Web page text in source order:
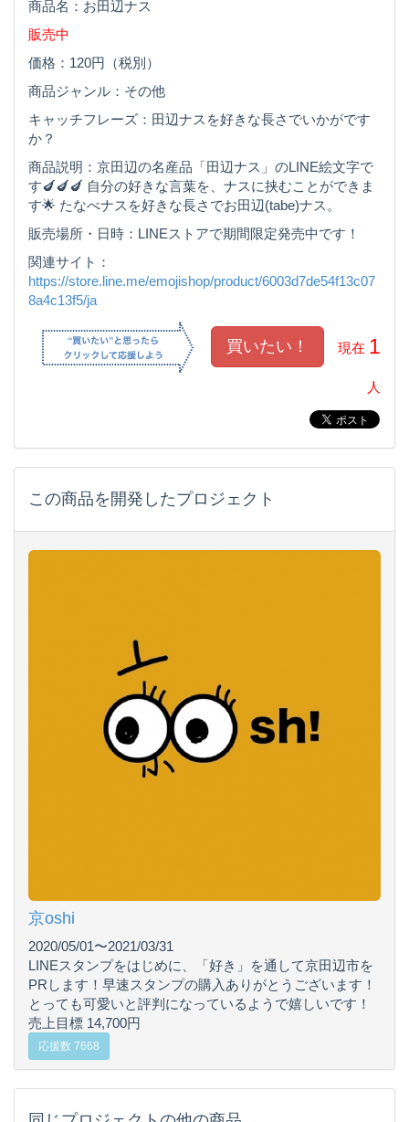
商品名：お田辺ナス
販売中
価格：120円（税別）
商品ジャンル：その他
キャッチフレーズ：田辺ナスを好きな長さでいかがです
か？
商品説明：京田辺の名産品「田辺ナス」のLINE絵文字で
す🍆🍆🍆 自分の好きな言葉を、ナスに挟むことができま
す🌟 たなべナスを好きな長さでお田辺(tabe)ナス。
販売場所・日時：LINEストアで期間限定発売中です！
関連サイト：
https://store.line.me/emojishop/product/6003d7de54f13c07
8a4c13f5/ja
現在 1
人
この商品を開発したプロジェクト
京oshi
2020/05/01〜2021/03/31
LINEスタンプをはじめに、「好き」を通して京田辺市を
PRします！早速スタンプの購入ありがとうございます！
とっても可愛いと評判になっているようで嬉しいです！
売上目標 14,700円
応援数 7668